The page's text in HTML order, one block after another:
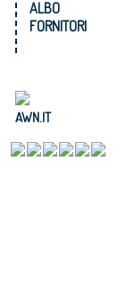
ALBO
FORNITORI
AWN.IT